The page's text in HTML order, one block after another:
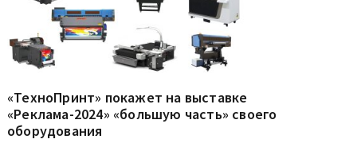
«ТехноПринт» покажет на выставке
«Реклама-2024» «большую часть» своего
оборудования